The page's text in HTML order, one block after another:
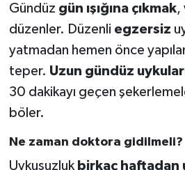
Gündüz gün ışığına çıkmak,
düzenler. Düzenli egzersiz
yatmadan hemen önce
teper. Uzun gündüz
30 dakikayı geçen
böler.
Ne zaman doktora gidilmeli?
Uykusuzluk birkaç haftadan